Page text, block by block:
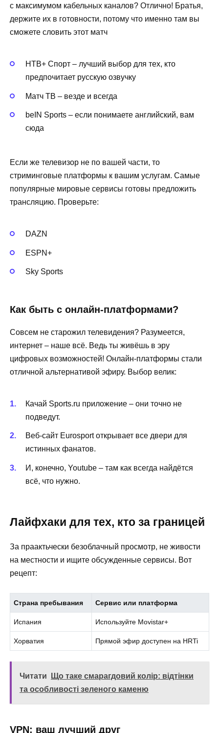
с максимумом кабельных каналов? Отлично! Братья,
держите их в готовности, потому что именно там вы
сможете словить этот матч
НТВ+ Спорт – лучший выбор для тех, кто
предпочитает русскую озвучку
Матч ТВ – везде и всегда
beIN Sports – если понимаете английский, вам
сюда
Если же телевизор не по вашей части, то
стриминговые платформы к вашим услугам. Самые
популярные мировые сервисы готовы предложить
трансляцию. Проверьте:
DAZN
ESPN+
Sky Sports
Как быть с онлайн-платформами?
Совсем не старожил телевидения? Разумеется,
интернет – наше всё. Ведь ты живёшь в эру
цифровых возможностей! Онлайн-платформы стали
отличной альтернативой эфиру. Выбор велик:
Качай Sports.ru приложение – они точно не
подведут.
Веб-сайт Eurosport открывает все двери для
истинных фанатов.
И, конечно, Youtube – там как всегда найдётся
всё, что нужно.
Лайфхаки для тех, кто за границей
За праактьчески безоблачный просмотр, не живости
на местности и ищите обсужденные сервисы. Вот
рецепт:
Страна пребывания Сервис или платформа
Испания Используйте Movistar+
Хорватия Прямой эфир доступен на HRTi
Читати
Що таке смарагдовий колір: відтінки
та особливості зеленого каменю
VPN: ваш лучший друг